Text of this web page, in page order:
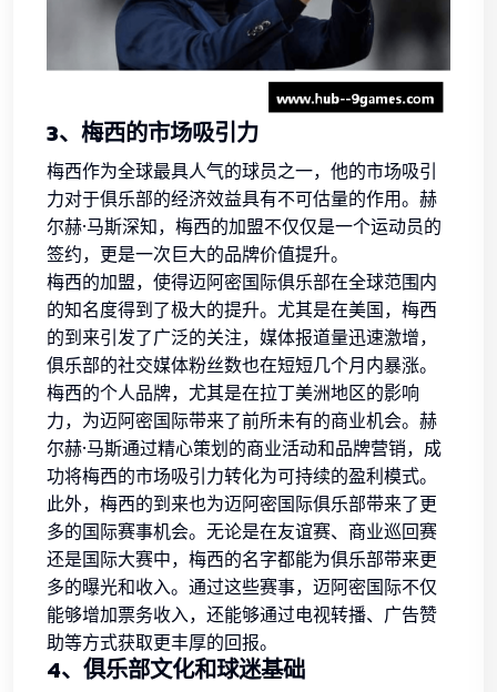
3、梅西的市场吸引力
梅西作为全球最具人气的球员之一，他的市场吸引
力对于俱乐部的经济效益具有不可估量的作用。赫
尔赫·马斯深知，梅西的加盟不仅仅是一个运动员的
签约，更是一次巨大的品牌价值提升。
梅西的加盟，使得迈阿密国际俱乐部在全球范围内
的知名度得到了极大的提升。尤其是在美国，梅西
的到来引发了广泛的关注，媒体报道量迅速激增，
俱乐部的社交媒体粉丝数也在短短几个月内暴涨。
梅西的个人品牌，尤其是在拉丁美洲地区的影响
力，为迈阿密国际带来了前所未有的商业机会。赫
尔赫·马斯通过精心策划的商业活动和品牌营销，成
功将梅西的市场吸引力转化为可持续的盈利模式。
此外，梅西的到来也为迈阿密国际俱乐部带来了更
多的国际赛事机会。无论是在友谊赛、商业巡回赛
还是国际大赛中，梅西的名字都能为俱乐部带来更
多的曝光和收入。通过这些赛事，迈阿密国际不仅
能够增加票务收入，还能够通过电视转播、广告赞
助等方式获取更丰厚的回报。
4、俱乐部文化和球迷基础